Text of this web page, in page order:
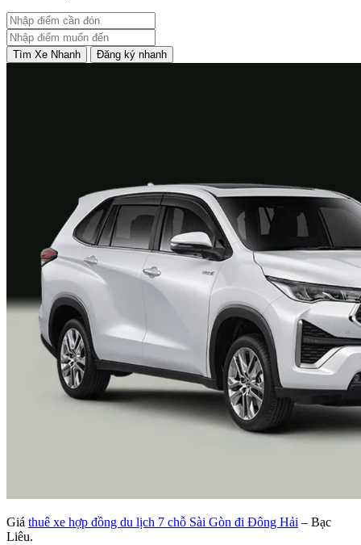
Tìm Xe Nhanh Đăng ký nhanh
Giá thuê xe hợp đồng du lịch 7 chỗ Sài Gòn đi Đông Hải – Bạc
Liêu.